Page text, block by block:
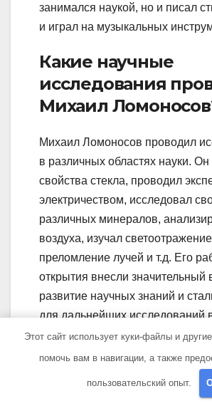
занимался наукой, но и писал
и играл на музыкальных
Какие научные
исследования
Михаил
Михаил Ломоносов проводил
в различных областях науки. Он
свойства стекла, проводил
электричеством, исследовал
различных минералов,
воздуха, изучал
преломление лучей и т.д. Его
открытия внесли значительный
развитие научных знаний и
для дальнейших исследований
областях.
Как внесение
Ломоносова в
Этот сайт использует куки-файлы и
помочь вам в навигации, а также
пользовательский опыт.